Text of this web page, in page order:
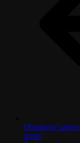
Obradović
izvini